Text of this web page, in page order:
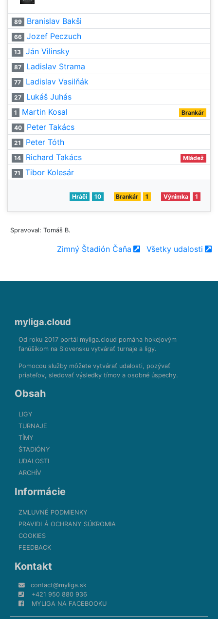
89 Branislav Bakši
66 Jozef Peczuch
13 Ján Vilinsky
87 Ladislav Strama
77 Ladislav Vasilňák
27 Lukáš Juhás
1 Martin Kosal Brankár
40 Peter Takács
21 Peter Tóth
14 Richard Takács Mládež
71 Tibor Kolesár
Hráči 10 Brankár 1 Výnimka 1
Spravoval: Tomáš B.
Zimný Štadión Čaňa Všetky udalosti
myliga.cloud
Od roku 2017 portál myliga.cloud pomáha hokejovým
fanúšikom na Slovensku vytvárať turnaje a ligy.
Pomocou služby môžete vytvárať udalosti, pozývať
priateľov, sledovať výsledky tímov a osobné úspechy.
Obsah
LIGY
TURNAJE
TÍMY
ŠTADIÓNY
UDALOSTI
ARCHÍV
Informácie
ZMLUVNÉ PODMIENKY
PRAVIDLÁ OCHRANY SÚKROMIA
COOKIES
FEEDBACK
Kontakt
contact@myliga.sk
+421 950 880 936
MYLIGA NA FACEBOOKU